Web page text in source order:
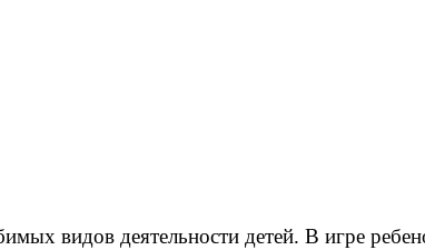
видов деятельности детей. В игре